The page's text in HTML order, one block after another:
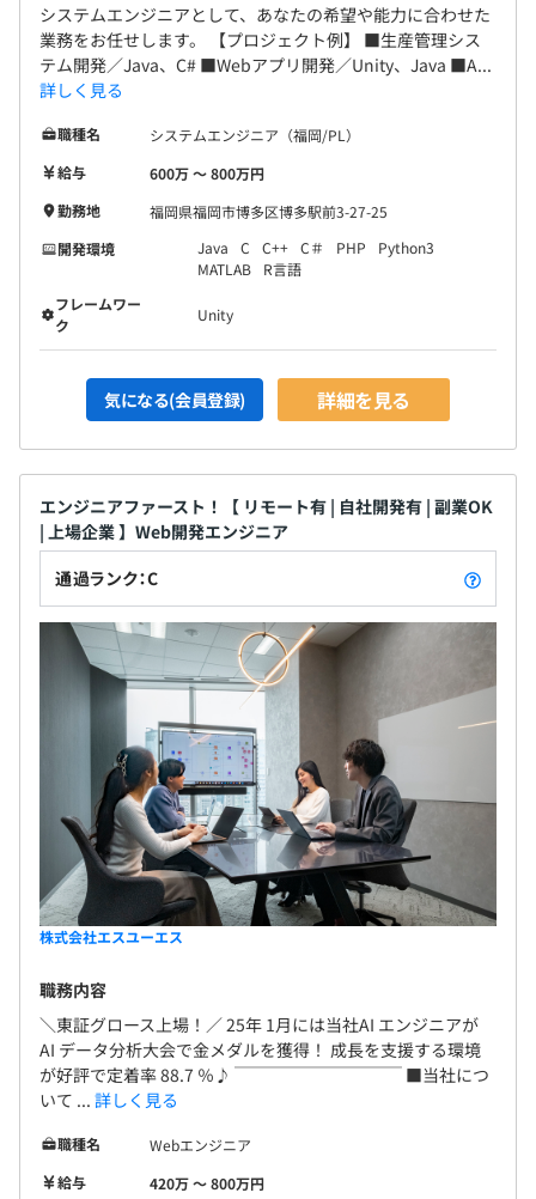
システムエンジニアとして、あなたの希望や能力に合わせた
業務をお任せします。 【プロジェクト例】 ■生産管理シス
テム開発／Java、C# ■Webアプリ開発／Unity、Java ■A...
詳しく見る
職種名
システムエンジニア（福岡/PL）
給与
600万 〜 800万円
勤務地
福岡県福岡市博多区博多駅前3-27-25
開発環境
Java C C++ C＃ PHP
Python3
MATLAB
R言語
フレームワー
ク
Unity
気になる(会員登録) 詳細を見る
エンジニアファースト！【 リモート有 | 自社開発有 | 副業OK
| 上場企業 】Web開発エンジニア
通過ランク：C
株式会社エスユーエス
職務内容
＼東証グロース上場！／ 25年 1月には当社AI エンジニアが
AI データ分析大会で金メダルを獲得！ 成長を支援する環境
が好評で定着率 88.7 ％♪ ￣￣￣￣￣￣￣￣￣￣ ■当社につ
いて ... 詳しく見る
職種名
Webエンジニア
給与
420万 〜 800万円